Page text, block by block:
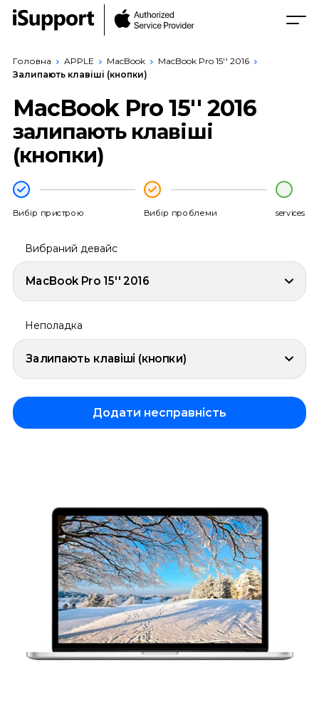
Головна APPLE MacBook
MacBook Pro 15'' 2016
Залипають клавіші (кнопки)
MacBook Pro 15'' 2016
залипають клавіші
(кнопки)
Вибір пристрою Вибір проблеми services
Вибраний девайс
MacBook Pro 15'' 2016
Неполадка
Залипають клавіші (кнопки)
Додати несправність